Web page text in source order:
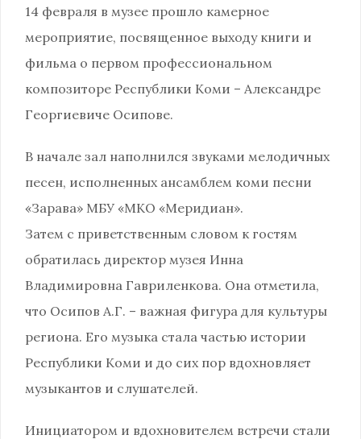
14 февраля в музее прошло камерное
мероприятие, посвященное выходу книги и
фильма о первом профессиональном
композиторе Республики Коми – Александре
Георгиевиче Осипове.
В начале зал наполнился звуками мелодичных
песен, исполненных ансамблем коми песни
«Зарава» МБУ «МКО «Меридиан».
Затем с приветственным словом к гостям
обратилась директор музея Инна
Владимировна Гавриленкова. Она отметила,
что Осипов А.Г. – важная фигура для культуры
региона. Его музыка стала частью истории
Республики Коми и до сих пор вдохновляет
музыкантов и слушателей.
Инициатором и вдохновителем встречи стали